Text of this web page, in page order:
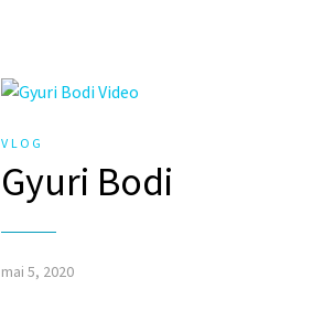
VLOG
Gyuri Bodi
mai 5, 2020